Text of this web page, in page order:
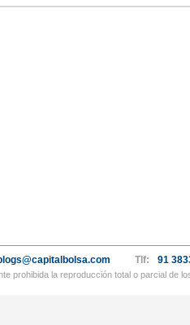
Tlf: 91
prohibida la reproducción total o parcial de